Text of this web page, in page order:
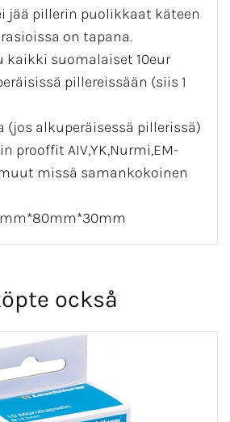
jää pillerin puolikkaat käteen
on tapana.
kaikki suomalaiset 10eur
pillereissään (siis 1
(jos alkuperäisessä pillerissä)
prooffit AIV,YK,Nurmi,EM-
missä samankokoinen
också